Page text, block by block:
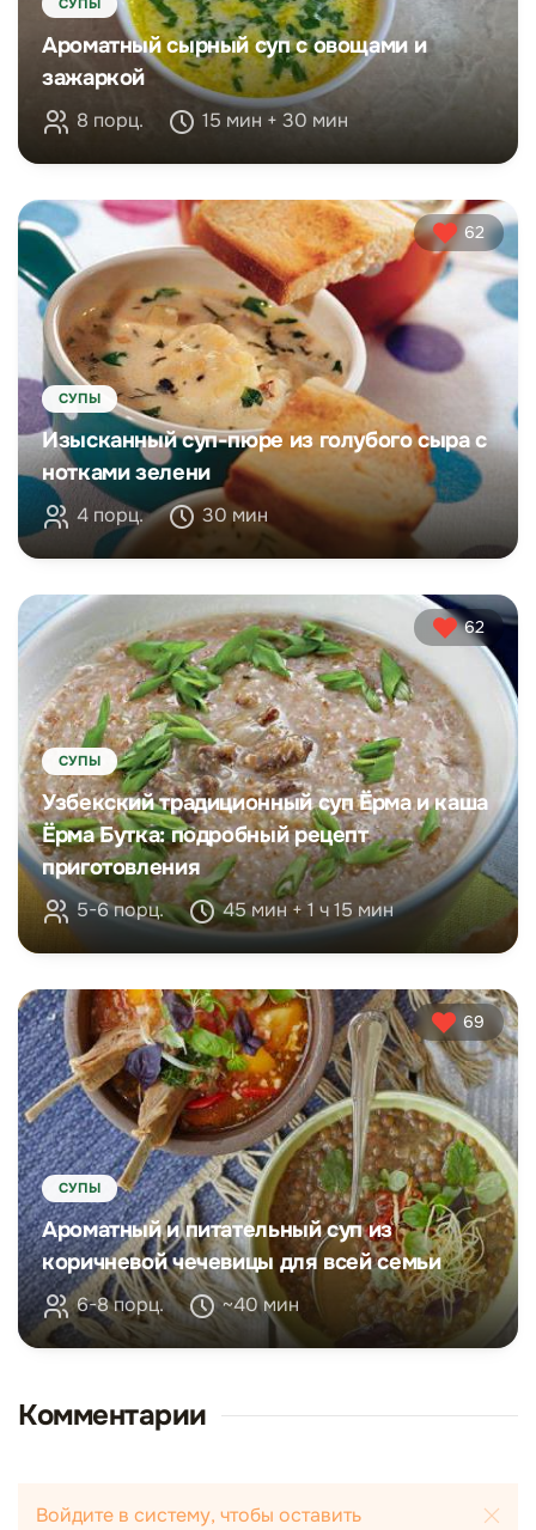
СУПЫ
Ароматный сырный суп с овощами и
зажаркой
8 порц. 15 мин + 30 мин
62
СУПЫ
Изысканный суп-пюре из голубого сыра с
нотками зелени
4 порц. 30 мин
62
СУПЫ
Узбекский традиционный суп Ёрма и каша
Ёрма Бутка: подробный рецепт
приготовления
5-6 порц. 45 мин + 1 ч 15 мин
69
СУПЫ
Ароматный и питательный суп из
коричневой чечевицы для всей семьи
6-8 порц. ~40 мин
Комментарии
Войдите в систему, чтобы оставить